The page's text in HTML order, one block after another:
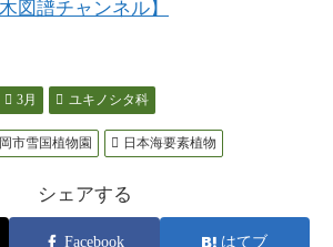
図譜チャンネル】
3月 ユキノシタ科
市雪国植物園 日本海要素植物
シェアする
Facebook はてブ